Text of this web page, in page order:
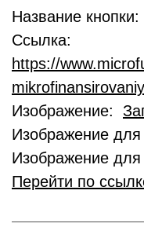
Название
Ссылка:
https://
Изображение:
Изображение
Изображение
Перейти по